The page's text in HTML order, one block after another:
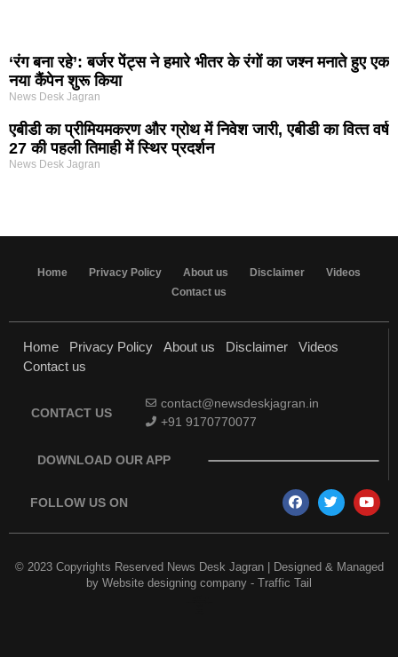
‘रंग बना रहे’: बर्जर पेंट्स ने हमारे भीतर के रंगों का जश्न मनाते हुए एक
नया कैंपेन शुरू किया
News Desk Jagran
एबीडी का प्रीमियमकरण और ग्रोथ में निवेश जारी, एबीडी का वित्‍त वर्ष
27 की पहली तिमाही में स्थिर प्रदर्शन
News Desk Jagran
Home Privacy Policy About us Disclaimer
Videos
Contact us
Home Privacy Policy About us Disclaimer
Videos
Contact us
CONTACT US
contact@newsdeskjagran.in
+91 9170770077
DOWNLOAD OUR APP
FOLLOW US ON
© 2023 Copyrights Reserved News Desk Jagran | Designed & Managed
by Website designing company - Traffic Tail